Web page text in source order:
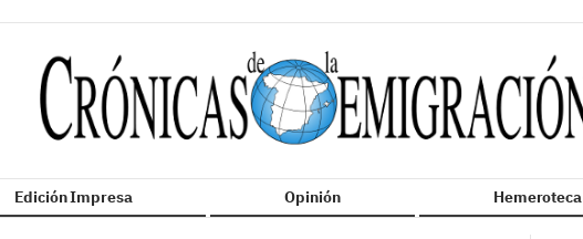
Edición Impresa Opinión Hemeroteca